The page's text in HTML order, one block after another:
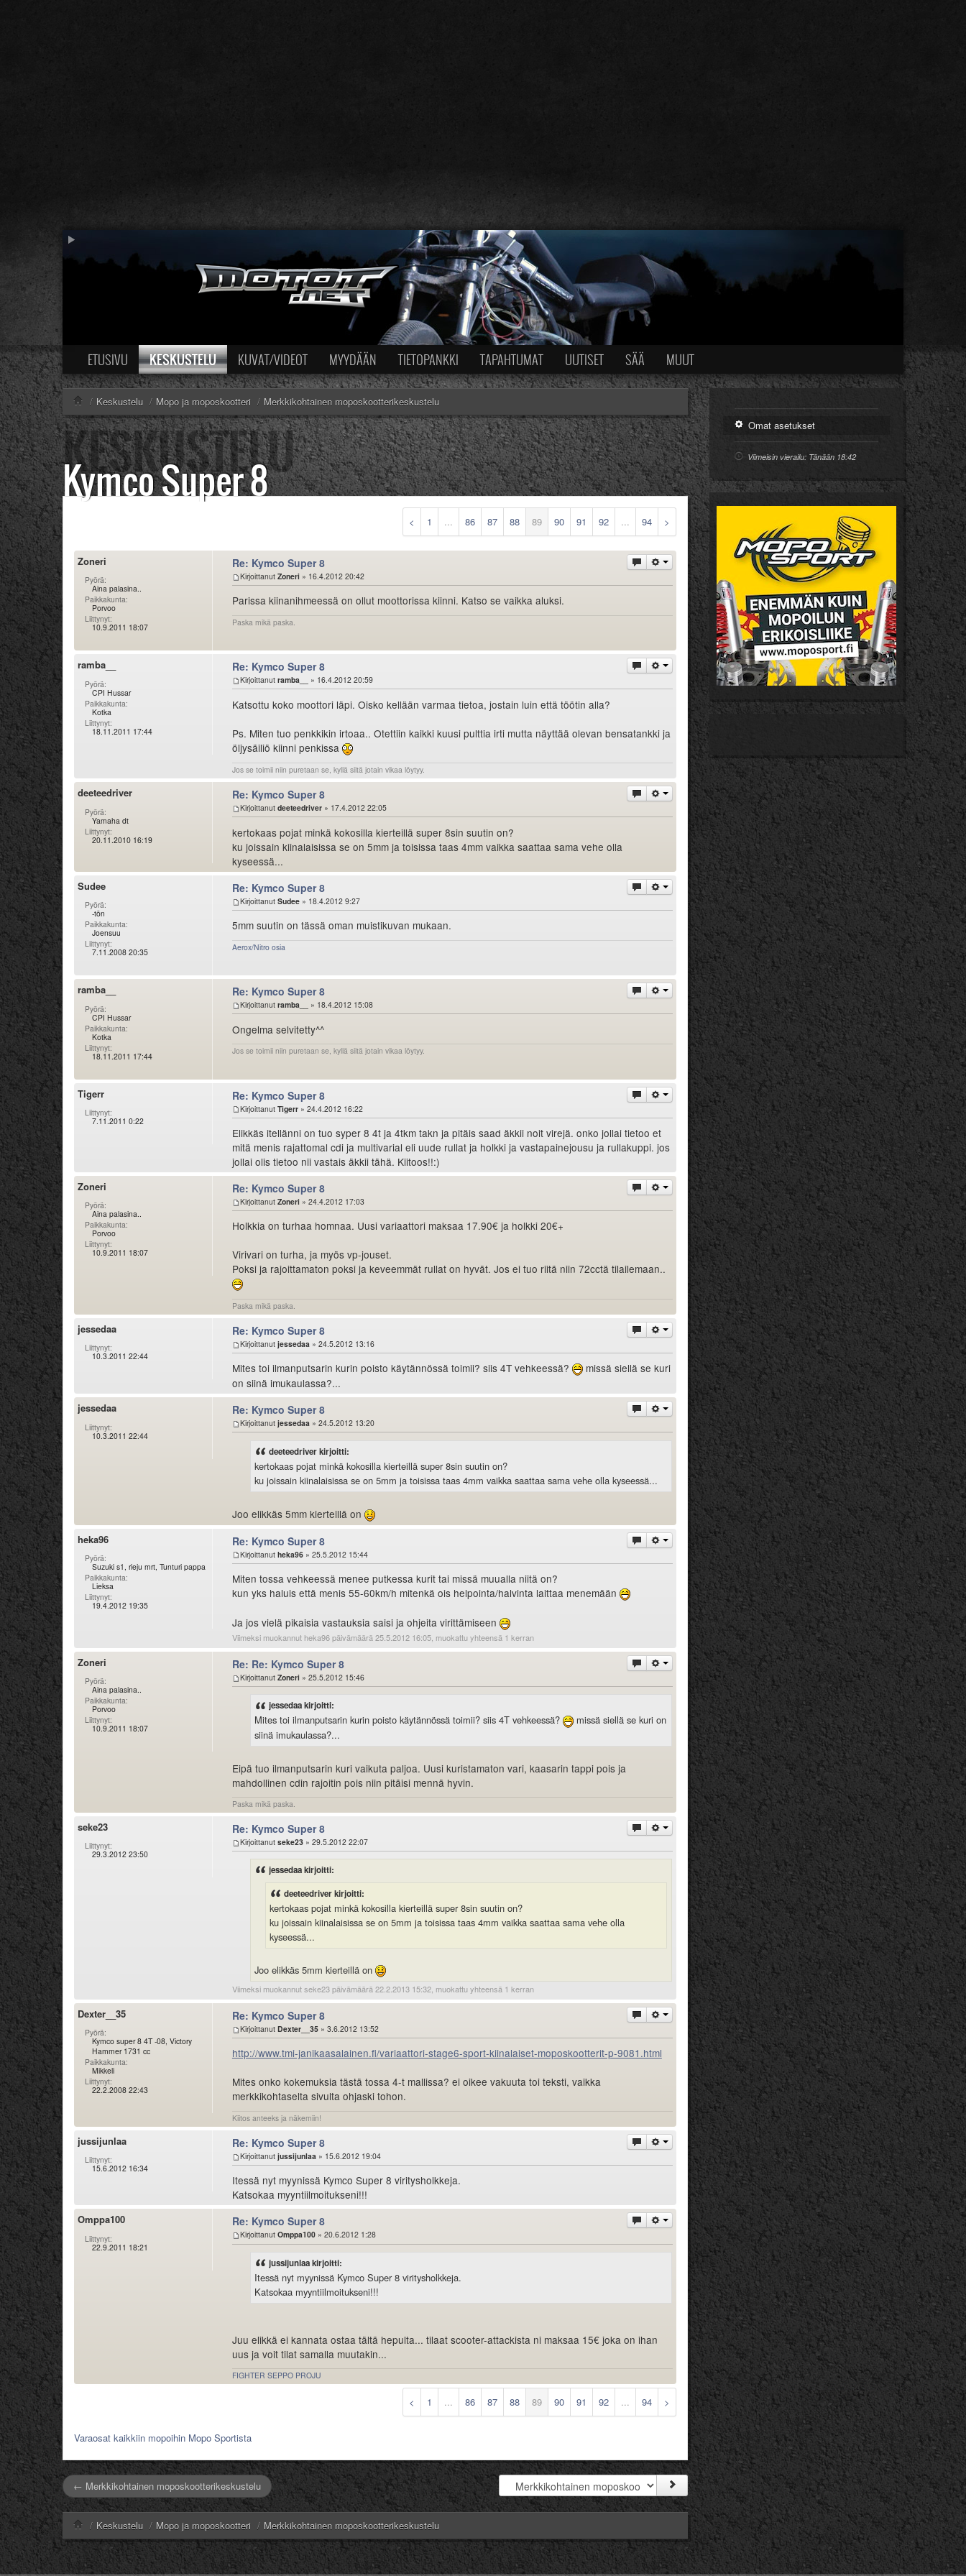
ETUSIVU KESKUSTELU KUVAT/VIDEOT MYYDÄÄN TIETOPANKKI TAPAHTUMAT UUTISET SÄÄ MUUT
/ Keskustelu / Mopo ja moposkootteri / Merkkikohtainen moposkootterikeskustelu
Kymco Super 8
< 1 ... 86 87 88 89 90 91 92 ... 94 >
Zoneri
Pyörä:
Aina palasina..
Paikkakunta:
Porvoo
Liittynyt:
10.9.2011 18:07
Re: Kymco Super 8
Kirjoittanut Zoneri» 16.4.2012 20:42
Parissa kiinanihmeessä on ollut moottorissa kiinni. Katso se vaikka aluksi.
Paska mikä paska.
ramba__
Pyörä:
CPI Hussar
Paikkakunta:
Kotka
Liittynyt:
18.11.2011 17:44
Re: Kymco Super 8
Kirjoittanut ramba__ » 16.4.2012 20:59
Katsottu koko moottori läpi. Oisko kellään varmaa tietoa, jostain luin että töötin alla?
Ps. Miten tuo penkkikin irtoaa.. Otettiin kaikki kuusi pulttia irti mutta näyttää olevan bensatankki ja
öljysäiliö kiinni penkissa
Jos se toimii niin puretaan se, kyllä siitä jotain vikaa löytyy.
deeteedriver
Pyörä:
Yamaha dt
Liittynyt:
20.11.2010 16:19
Re: Kymco Super 8
Kirjoittanut deeteedriver» 17.4.2012 22:05
kertokaas pojat minkä kokosilla kierteillä super 8sin suutin on?
ku joissain kiinalaisissa se on 5mm ja toisissa taas 4mm vaikka saattaa sama vehe olla
kyseessä...
Sudee
Pyörä:
-tön
Paikkakunta:
Joensuu
Liittynyt:
7.11.2008 20:35
Re: Kymco Super 8
Kirjoittanut Sudee» 18.4.2012 9:27
5mm suutin on tässä oman muistikuvan mukaan.
Aerox/Nitro osia
ramba__
Pyörä:
CPI Hussar
Paikkakunta:
Kotka
Liittynyt:
18.11.2011 17:44
Re: Kymco Super 8
Kirjoittanut ramba__ » 18.4.2012 15:08
Ongelma selvitetty^^
Jos se toimii niin puretaan se, kyllä siitä jotain vikaa löytyy.
Tigerr
Liittynyt:
7.11.2011 0:22
Re: Kymco Super 8
Kirjoittanut Tigerr» 24.4.2012 16:22
Elikkäs itellänni on tuo syper 8 4t ja 4tkm takn ja pitäis saad äkkii noit virejä. onko jollai tietoo et
mitä menis rajattomal cdi ja multivarial eli uude rullat ja holkki ja vastapainejousu ja rullakuppi. jos
jollai olis tietoo nii vastais äkkii tähä. Kiitoos!!:)
Zoneri
Pyörä:
Aina palasina..
Paikkakunta:
Porvoo
Liittynyt:
10.9.2011 18:07
Re: Kymco Super 8
Kirjoittanut Zoneri» 24.4.2012 17:03
Holkkia on turhaa homnaa. Uusi variaattori maksaa 17.90€ ja holkki 20€+
Virivari on turha, ja myös vp-jouset.
Poksi ja rajoittamaton poksi ja keveemmät rullat on hyvät. Jos ei tuo riitä niin 72cctä tilailemaan..
Paska mikä paska.
jessedaa
Liittynyt:
10.3.2011 22:44
Re: Kymco Super 8
Kirjoittanut jessedaa » 24.5.2012 13:16
Mites toi ilmanputsarin kurin poisto käytännössä toimii? siis 4T vehkeessä?
missä siellä se kuri
on siinä imukaulassa?...
jessedaa
Liittynyt:
10.3.2011 22:44
Re: Kymco Super 8
Kirjoittanut jessedaa» 24.5.2012 13:20
deeteedriver kirjoitti:
kertokaas pojat minkä kokosilla kierteillä super 8sin suutin on?
ku joissain kiinalaisissa se on 5mm ja toisissa taas 4mm vaikka saattaa sama vehe olla kyseessä...
Joo elikkäs 5mm kierteillä on
heka96
Pyörä:
Suzuki s1, rieju mrt, Tunturi pappa
Paikkakunta:
Lieksa
Liittynyt:
19.4.2012 19:35
Re: Kymco Super 8
Kirjoittanut heka96» 25.5.2012 15:44
Miten tossa vehkeessä menee putkessa kurit tai missä muualla niitä on?
kun yks haluis että menis 55-60km/h mitenkä ois helpointa/halvinta laittaa menemään
Ja jos vielä pikaisia vastauksia saisi ja ohjeita virittämiseen
Viimeksi muokannut heka96 päivämäärä 25.5.2012 16:05, muokattu yhteensä 1 kerran
Zoneri
Pyörä:
Aina palasina..
Paikkakunta:
Porvoo
Liittynyt:
10.9.2011 18:07
Re: Re: Kymco Super 8
Kirjoittanut Zoneri» 25.5.2012 15:46
jessedaa kirjoitti:
Mites toi ilmanputsarin kurin poisto käytännössä toimii? siis 4T vehkeessä?
missä siellä se kuri on
siinä imukaulassa?...
Eipä tuo ilmanputsarin kuri vaikuta paljoa. Uusi kuristamaton vari, kaasarin tappi pois ja
mahdollinen cdin rajoitin pois niin pitäisi mennä hyvin.
Paska mikä paska.
seke23
Liittynyt:
29.3.2012 23:50
Re: Kymco Super 8
Kirjoittanut seke23» 29.5.2012 22:07
jessedaa kirjoitti:
deeteedriver kirjoitti:
kertokaas pojat minkä kokosilla kierteillä super 8sin suutin on?
ku joissain kiinalaisissa se on 5mm ja toisissa taas 4mm vaikka saattaa sama vehe olla
kyseessä...
Joo elikkäs 5mm kierteillä on
Viimeksi muokannut seke23 päivämäärä 22.2.2013 15:32, muokattu yhteensä 1 kerran
Dexter__35
Pyörä:
Kymco super 8 4T -08, Victory
Hammer 1731 cc
Paikkakunta:
Mikkeli
Liittynyt:
22.2.2008 22:43
Re: Kymco Super 8
Kirjoittanut Dexter__35» 3.6.2012 13:52
http://www.tmi-janikaasalainen.fi/variaattori-stage6-sport-kiinalaiset-moposkootterit-p-9081.html
Mites onko kokemuksia tästä tossa 4-t mallissa? ei oikee vakuuta toi teksti, vaikka
merkkikohtaselta sivulta ohjaski tohon.
Kiitos anteeks ja näkemiin!
jussijunlaa
Liittynyt:
15.6.2012 16:34
Re: Kymco Super 8
Kirjoittanut jussijunlaa » 15.6.2012 19:04
Itessä nyt myynissä Kymco Super 8 viritysholkkeja.
Katsokaa myyntiilmoitukseni!!!
Omppa100
Liittynyt:
22.9.2011 18:21
Re: Kymco Super 8
Kirjoittanut Omppa100» 20.6.2012 1:28
jussijunlaa kirjoitti:
Itessä nyt myynissä Kymco Super 8 viritysholkkeja.
Katsokaa myyntiilmoitukseni!!!
Juu elikkä ei kannata ostaa tältä hepulta... tilaat scooter-attackista ni maksaa 15€ joka on ihan
uus ja voit tilat samalla muutakin...
FIGHTER SEPPO PROJU
< 1 ... 86 87 88 89 90 91 92 ... 94 >
Varaosat kaikkiin mopoihin Mopo Sportista
← Merkkikohtainen moposkootterikeskustelu
/ Keskustelu / Mopo ja moposkootteri / Merkkikohtainen moposkootterikeskustelu
Omat asetukset
Viimeisin vierailu: Tänään 18:42